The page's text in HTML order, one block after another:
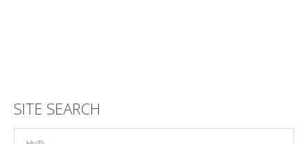
SITE SEARCH